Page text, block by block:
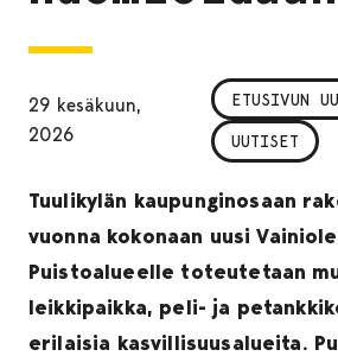
29 kesäkuun,
2026
ETUSIVUN
UUTISET
Tuulikylän kaupunginosaan
vuonna kokonaan uusi
Puistoalueelle toteutetaan
leikkipaikka, peli- ja
erilaisia kasvillisuusalueita.